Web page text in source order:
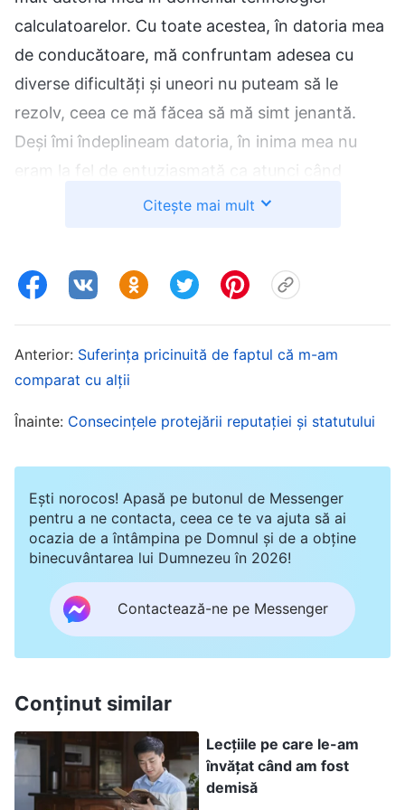
calculatoarelor. Cu toate acestea, în datoria mea
de conducătoare, mă confruntam adesea cu
diverse dificultăți și uneori nu puteam să le
rezolv, ceea ce mă făcea să mă simt jenantă.
Deși îmi îndeplineam datoria, în inima mea nu
eram la fel de entuziasmată ca atunci când
studiam tehnologia calculatoarelor și nici nu mă
computerelor. Uneori mă simțeam un pic
de datoria mea propriu-zisă?” Dar apoi mă
gândeam la faptul că abilitățile tehnicienilor IT
surorilor cu probleme în utilizarea computerului
gând, vinovăția mea dispărea. Într-o zi, m-am
dus să-mi îndeplinesc datoria numai după ce m-
am jucat un timp cu calculatorul și, ca urmare,
destul de urgente, provocând întârzieri. Abia
atunci mi s-a făcut frică. Această întârziere se
produsese din cauza lipsei mele de concentrare
asupra responsabilităților principale. Mi-au venit
în minte și alte sarcini care ar fi trebuit finalizate,
dar nu fuseseră, precum și altele, care ar fi
trebuit urmărite, dar nu fuseseră. Acest lucru
Citește mai mult
Anterior: Suferința pricinuită de faptul că m-am
comparat cu alții
Înainte: Consecințele protejării reputației și statutului
Ești norocos! Apasă pe butonul de Messenger
pentru a ne contacta, ceea ce te va ajuta să ai
ocazia de a întâmpina pe Domnul și de a obține
binecuvântarea lui Dumnezeu în 2026!
Contactează-ne pe Messenger
Conținut similar
Lecțiile pe care le-am
învățat când am fost
demisă